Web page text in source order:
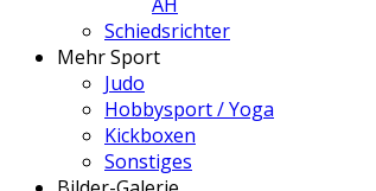
Schiedsrichter
Mehr Sport
Judo
Hobbysport / Yoga
Kickboxen
Sonstiges